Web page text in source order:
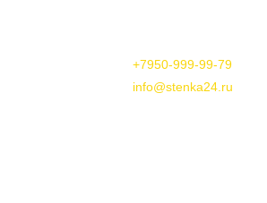
+7950-999-99-79
info@stenka24.ru